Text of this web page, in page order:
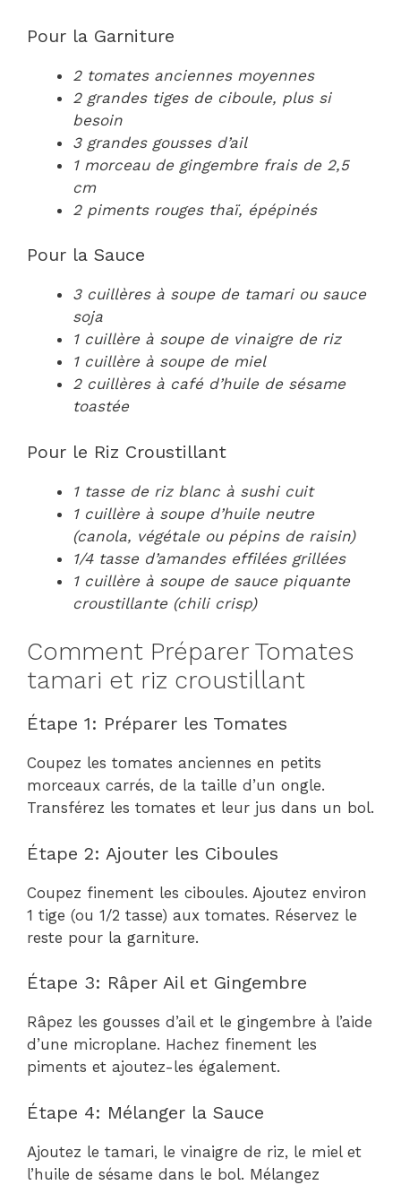
Pour la Garniture
2 tomates anciennes moyennes
2 grandes tiges de ciboule, plus si
besoin
3 grandes gousses d’ail
1 morceau de gingembre frais de 2,5
cm
2 piments rouges thaï, épépinés
Pour la Sauce
3 cuillères à soupe de tamari ou sauce
soja
1 cuillère à soupe de vinaigre de riz
1 cuillère à soupe de miel
2 cuillères à café d’huile de sésame
toastée
Pour le Riz Croustillant
1 tasse de riz blanc à sushi cuit
1 cuillère à soupe d’huile neutre
(canola, végétale ou pépins de raisin)
1/4 tasse d’amandes effilées grillées
1 cuillère à soupe de sauce piquante
croustillante (chili crisp)
Comment Préparer Tomates
tamari et riz croustillant
Étape 1: Préparer les Tomates
Coupez les tomates anciennes en petits
morceaux carrés, de la taille d’un ongle.
Transférez les tomates et leur jus dans un bol.
Étape 2: Ajouter les Ciboules
Coupez finement les ciboules. Ajoutez environ
1 tige (ou 1/2 tasse) aux tomates. Réservez le
reste pour la garniture.
Étape 3: Râper Ail et Gingembre
Râpez les gousses d’ail et le gingembre à l’aide
d’une microplane. Hachez finement les
piments et ajoutez-les également.
Étape 4: Mélanger la Sauce
Ajoutez le tamari, le vinaigre de riz, le miel et
l’huile de sésame dans le bol. Mélangez